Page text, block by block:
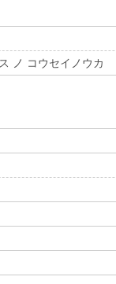
ノ コウセイノウカ